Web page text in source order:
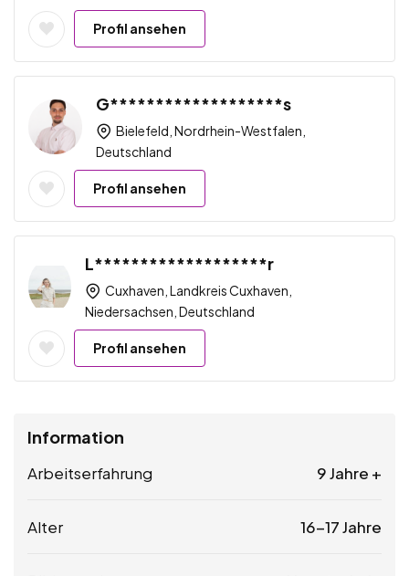
Profil ansehen
G*******************s
Bielefeld, Nordrhein-Westfalen,
Deutschland
Profil ansehen
L*******************r
Cuxhaven, Landkreis Cuxhaven,
Niedersachsen, Deutschland
Profil ansehen
Information
Arbeitserfahrung 9 Jahre +
Alter 16-17 Jahre